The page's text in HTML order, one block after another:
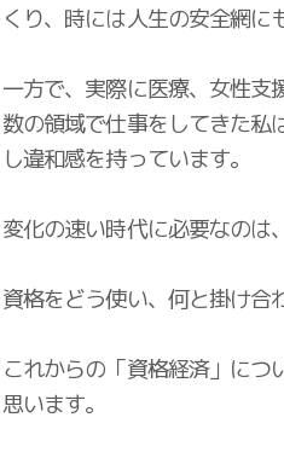
くり、時には人生の安全網に
一方で、実際に医療、女性支
数の領域で仕事をしてきた私
し違和感を持っています。
変化の速い時代に必要なのは
資格をどう使い、何と掛け合
これからの「資格経済」につ
思います。